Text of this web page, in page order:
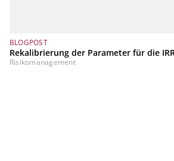
BLOGPOST
Rekalibrierung der Parameter für die
Risikomanagement